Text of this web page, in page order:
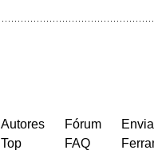
Autores
Top
Fórum
FAQ